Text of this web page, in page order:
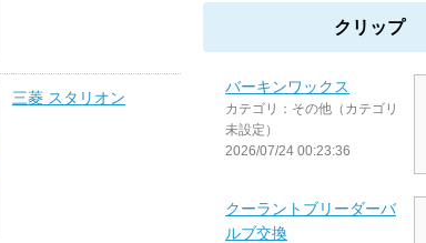
クリップ
バーキンワックス
カテゴリ：その他（カテゴリ
未設定）
2026/07/24 00:23:36
クーラントブリーダーバ
ルブ交換
三菱 スタリオン